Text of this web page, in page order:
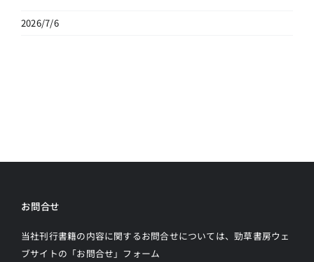
2026/7/6
お問合せ
当社刊行書籍の内容に関するお問合せについては、勁草書房ウェ
ブサイトの 「お問合せ」フォーム